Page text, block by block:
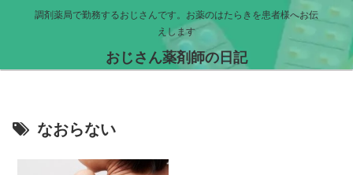
調剤薬局で勤務するおじさんです。お薬のはたらきを患者様へお伝
えします
おじさん薬剤師の日記
なおらない